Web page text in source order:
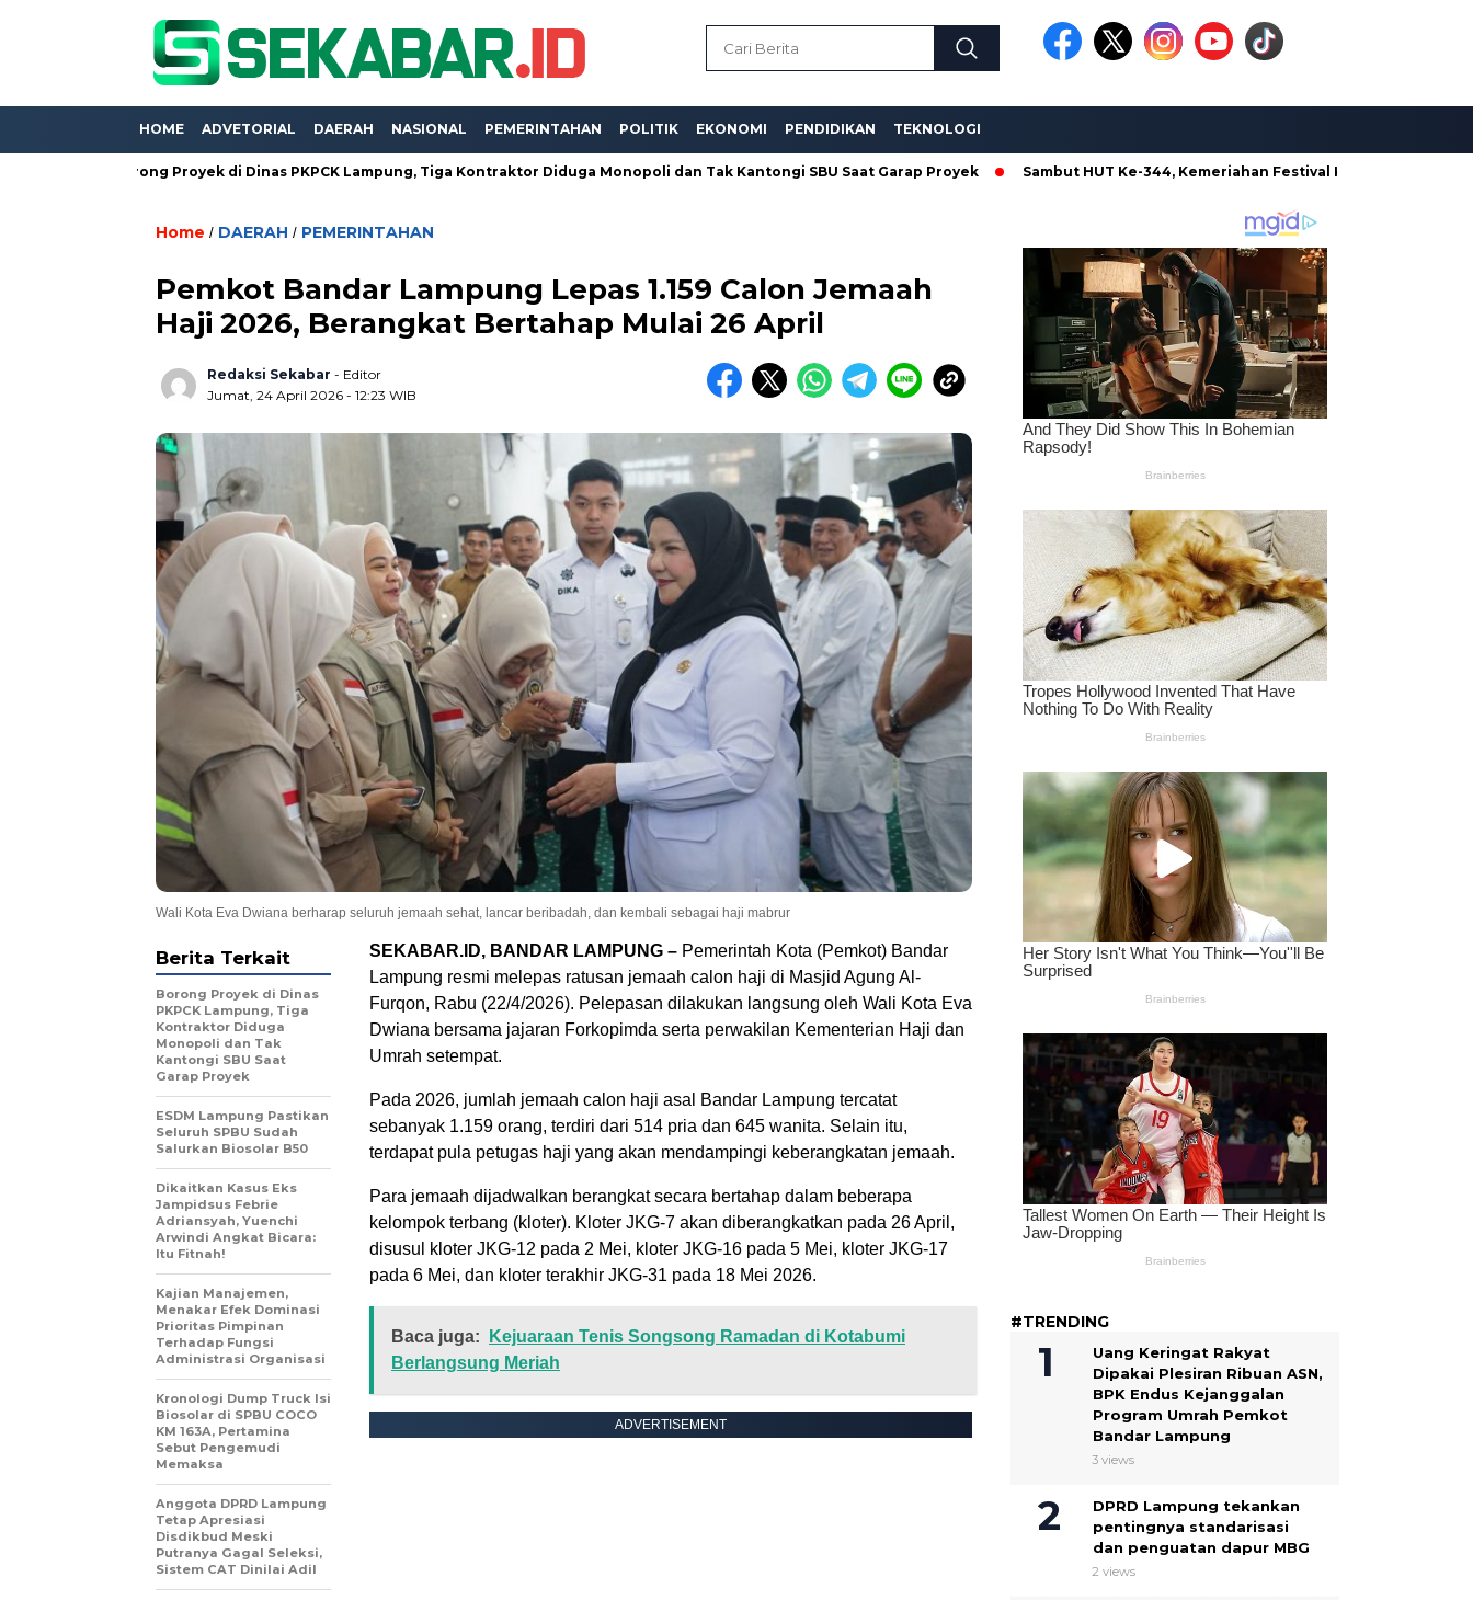
HOME ADVETORIAL DAERAH NASIONAL PEMERINTAHAN POLITIK EKONOMI PENDIDIKAN TEKNOLOGI
Borong Proyek di Dinas PKPCK Lampung, Tiga Kontraktor Diduga Monopoli dan Tak Kantongi SBU Saat Garap Proyek Sambut HUT Ke-344, Kemeriahan Festival Kendaraan Hias dan Pawai
Home / DAERAH / PEMERINTAHAN
Pemkot Bandar Lampung Lepas 1.159 Calon Jemaah
Haji 2026, Berangkat Bertahap Mulai 26 April
Redaksi Sekabar - Editor
Jumat, 24 April 2026 - 12:23 WIB
Wali Kota Eva Dwiana berharap seluruh jemaah sehat, lancar beribadah, dan kembali sebagai haji mabrur
SEKABAR.ID, BANDAR LAMPUNG – Pemerintah Kota (Pemkot) Bandar
Lampung resmi melepas ratusan jemaah calon haji di Masjid Agung Al-
Furqon, Rabu (22/4/2026). Pelepasan dilakukan langsung oleh Wali Kota Eva
Dwiana bersama jajaran Forkopimda serta perwakilan Kementerian Haji dan
Umrah setempat.
Pada 2026, jumlah jemaah calon haji asal Bandar Lampung tercatat
sebanyak 1.159 orang, terdiri dari 514 pria dan 645 wanita. Selain itu,
terdapat pula petugas haji yang akan mendampingi keberangkatan jemaah.
Para jemaah dijadwalkan berangkat secara bertahap dalam beberapa
kelompok terbang (kloter). Kloter JKG-7 akan diberangkatkan pada 26 April,
disusul kloter JKG-12 pada 2 Mei, kloter JKG-16 pada 5 Mei, kloter JKG-17
pada 6 Mei, dan kloter terakhir JKG-31 pada 18 Mei 2026.
Baca juga:
Kejuaraan Tenis Songsong Ramadan di Kotabumi
Berlangsung Meriah
ADVERTISEMENT
Berita Terkait
Borong Proyek di Dinas
PKPCK Lampung, Tiga
Kontraktor Diduga
Monopoli dan Tak
Kantongi SBU Saat
Garap Proyek
ESDM Lampung Pastikan
Seluruh SPBU Sudah
Salurkan Biosolar B50
Dikaitkan Kasus Eks
Jampidsus Febrie
Adriansyah, Yuenchi
Arwindi Angkat Bicara:
Itu Fitnah!
Kajian Manajemen,
Menakar Efek Dominasi
Prioritas Pimpinan
Terhadap Fungsi
Administrasi Organisasi
Kronologi Dump Truck Isi
Biosolar di SPBU COCO
KM 163A, Pertamina
Sebut Pengemudi
Memaksa
Anggota DPRD Lampung
Tetap Apresiasi
Disdikbud Meski
Putranya Gagal Seleksi,
Sistem CAT Dinilai Adil
#TRENDING
Uang Keringat Rakyat
Dipakai Plesiran Ribuan ASN,
BPK Endus Kejanggalan
Program Umrah Pemkot
Bandar Lampung
3 views
DPRD Lampung tekankan
pentingnya standarisasi
dan penguatan dapur MBG
2 views